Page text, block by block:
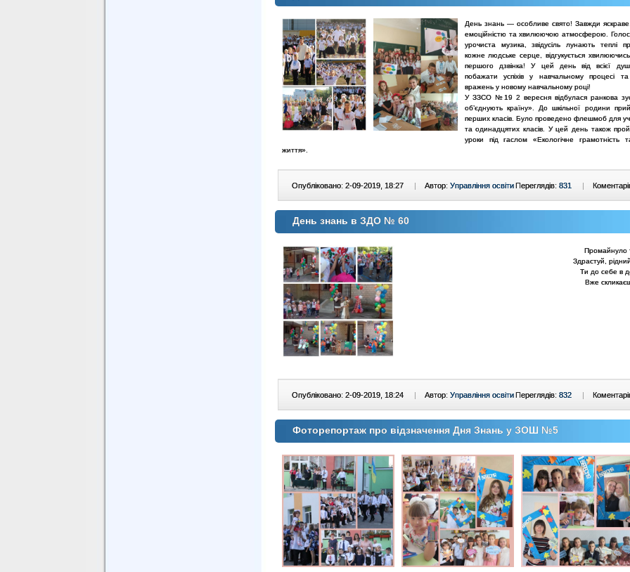
День знань — особливе свято! Завжди
емоційністю та хвилюючою атмосферою.
урочиста музика, звідусіль лунають теплі
кожне людське серце, відгукується
першого дзвінка! У цей день від всієї
побажати успіхів у навчальному процесі
вражень у новому навчальному році!
У ЗЗСО №19 2 вересня відбулася ранкова
об’єднують країну». До шкільної родини
перших класів. Було проведено флешмоб для
та одинадцятих класів. У цей день також
уроки під гаслом «Екологічне грамотність
життя».
Опубліковано: 2-09-2019, 18:27 | Автор: Управління освітиПереглядів: 831 |
День знань в ЗДО № 60
Промайнуло
Здрастуй,
Ти до себе в
Вже скликаєш
Опубліковано: 2-09-2019, 18:24 | Автор: Управління освітиПереглядів: 832 |
Фоторепортаж про відзначення Дня Знань у ЗОШ №5